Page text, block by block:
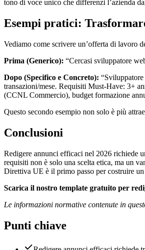
tono di voce unico che differenzi l’azienda
Esempi pratici:
Vediamo come scrivere un’offerta di lavoro
Prima (Generico): “Cercasi sviluppatore
Dopo (Specifico e Concreto):
transazioni/mese. Requisiti Must-Have: 3+
(CCNL Commercio), budget formazione
Questo secondo esempio non solo è più
Conclusioni
Redigere annunci efficaci nel 2026 richiede
requisiti non è solo una scelta etica, ma un
Direttiva UE è il primo passo per costruire
Scarica il nostro template gratuito per
Le informazioni normative contenute in
Punti chiave